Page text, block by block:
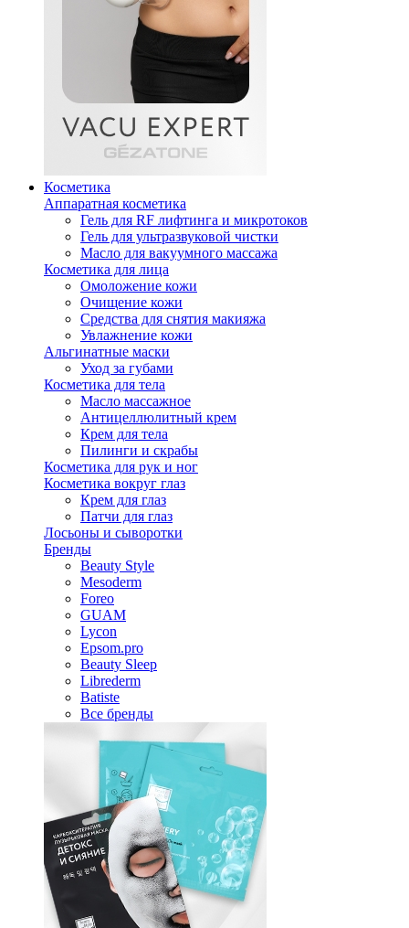
Косметика
Аппаратная косметика
Гель для RF лифтинга и микротоков
Гель для ультразвуковой чистки
Масло для вакуумного массажа
Косметика для лица
Омоложение кожи
Очищение кожи
Средства для снятия макияжа
Увлажнение кожи
Альгинатные маски
Уход за губами
Косметика для тела
Масло массажное
Антицеллюлитный крем
Крем для тела
Пилинги и скрабы
Косметика для рук и ног
Косметика вокруг глаз
Крем для глаз
Патчи для глаз
Лосьоны и сыворотки
Бренды
Beauty Style
Mesoderm
Foreo
GUAM
Lycon
Epsom.pro
Beauty Sleep
Librederm
Batiste
Все бренды